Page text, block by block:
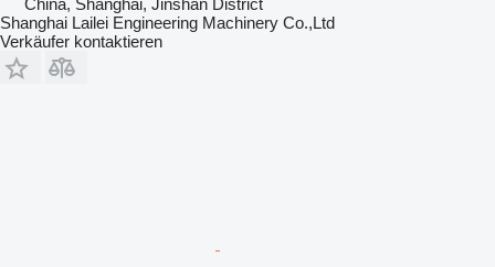
China, Shanghai, Jinshan District
Shanghai Lailei Engineering Machinery Co.,Ltd
Verkäufer kontaktieren